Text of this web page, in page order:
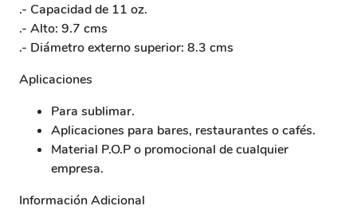
.- Capacidad de 11 oz.
.- Alto: 9.7 cms
.- Diámetro externo superior: 8.3 cms
Aplicaciones
Para sublimar.
Aplicaciones para bares, restaurantes o cafés.
Material P.O.P o promocional de cualquier
empresa.
Información Adicional